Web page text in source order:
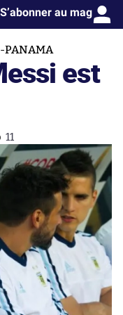
S’abonner au mag
PANAMA
est
11